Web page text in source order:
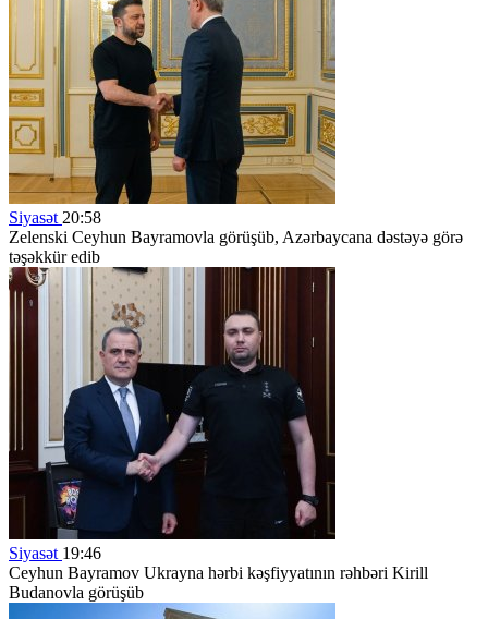
Siyasət 20:58
Zelenski Ceyhun Bayramovla görüşüb, Azərbaycana dəstəyə görə
təşəkkür edib
Siyasət 19:46
Ceyhun Bayramov Ukrayna hərbi kəşfiyyatının rəhbəri Kirill
Budanovla görüşüb